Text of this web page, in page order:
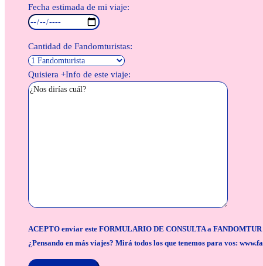
Fecha estimada de mi viaje:
Cantidad de Fandomturistas:
Quisiera +Info de este viaje:
ACEPTO enviar este FORMULARIO DE CONSULTA a
¿Pensando en más viajes? Mirá todos los que tenemos para vos: